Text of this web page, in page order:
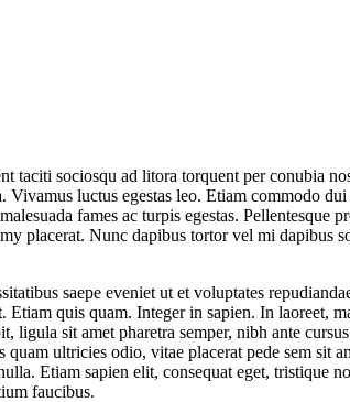
taciti sociosqu ad litora torquent per conubia
luctus egestas leo. Etiam commodo
fames ac turpis egestas.
placerat. Nunc dapibus tortor vel mi
saepe eveniet ut et voluptates
quis quam. Integer in sapien. In
sit amet pharetra semper, nibh ante
ultricies odio, vitae placerat pede sem
Etiam sapien elit, consequat eget, tristique
faucibus.